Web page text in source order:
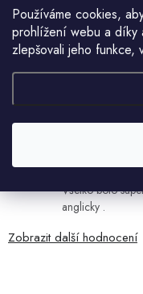
Používáme cookies,
prohlížení webu a díky
zlepšovali jeho funkce,
Objednala jsem
kdyz jsem
Všetko bolo
anglicky .
Zobrazit další hodnocení